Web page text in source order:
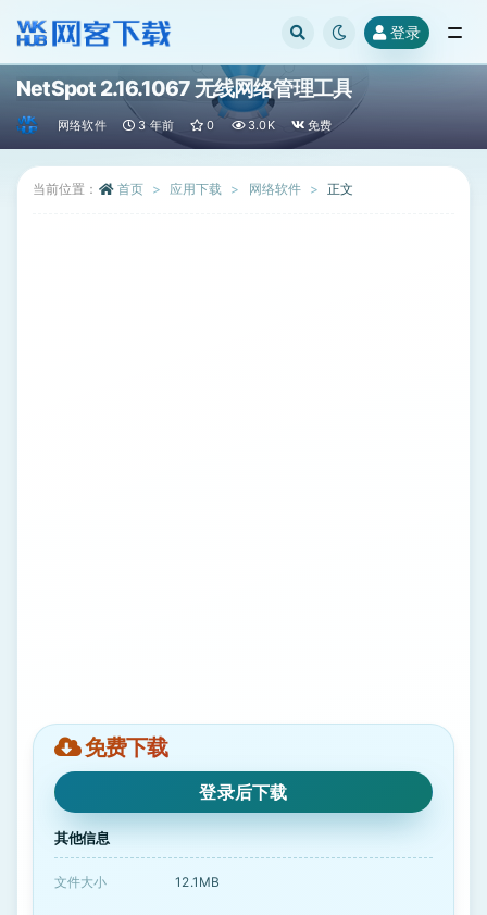
登录
NetSpot 2.16.1067 无线网络管理工具
网络软件 3 年前 0 3.0K 免费
当前位置： 首页 应用下载 网络软件 正文
免费下载
登录后下载
其他信息
文件大小 12.1MB
全部